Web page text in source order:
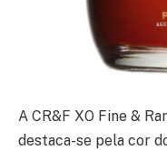
A CR&F XO Fine &
destaca-se pela cor